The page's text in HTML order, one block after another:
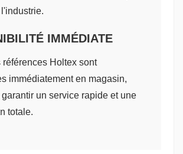
IMMÉDIATE
références Holtex sont
immédiatement en magasin,
un service rapide et une
totale.